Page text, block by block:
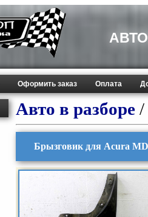
Оформить заказ Оплата
Авто в разборе /
Брызговик для Acura